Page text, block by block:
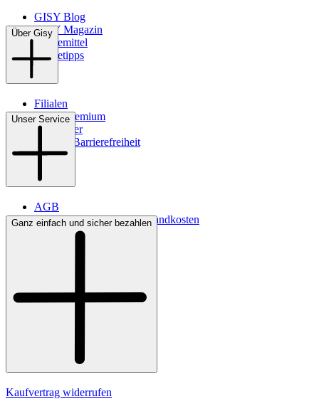
GISY Blog
GISY Magazin
Pflegemittel
Pflegetipps
Über Gisy
Filialen
WMS-Premium
Newsletter
Digitale Barrierefreiheit
Unser Service
AGB
Lieferbedingungen & Versandkosten
Bezahlung
Ganz einfach und sicher bezahlen
Kaufvertrag widerrufen